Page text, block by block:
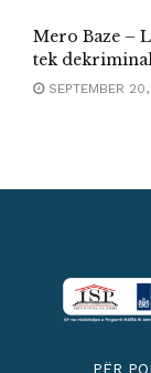
Mero Baze –
tek
SEPTEMBER
PËR